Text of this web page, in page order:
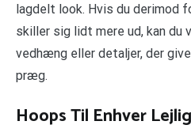
lagdelt look. Hvis du derimod
skiller sig lidt mere ud, kan du
vedhæng eller detaljer, der
præg.
Hoops Til Enhver